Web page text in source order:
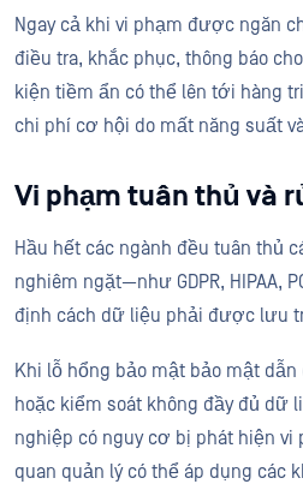
Ngay cả khi vi phạm được ngăn
điều tra, khắc phục, thông báo
kiện tiềm ẩn có thể lên tới hàng
chi phí cơ hội do mất năng suất
Vi phạm tuân thủ và
Hầu hết các ngành đều tuân thủ
nghiêm ngặt—như GDPR, HIPAA,
định cách dữ liệu phải được lưu
Khi lỗ hổng bảo mật bảo mật
hoặc kiểm soát không đầy đủ dữ
nghiệp có nguy cơ bị phát hiện vi
quan quản lý có thể áp dụng các